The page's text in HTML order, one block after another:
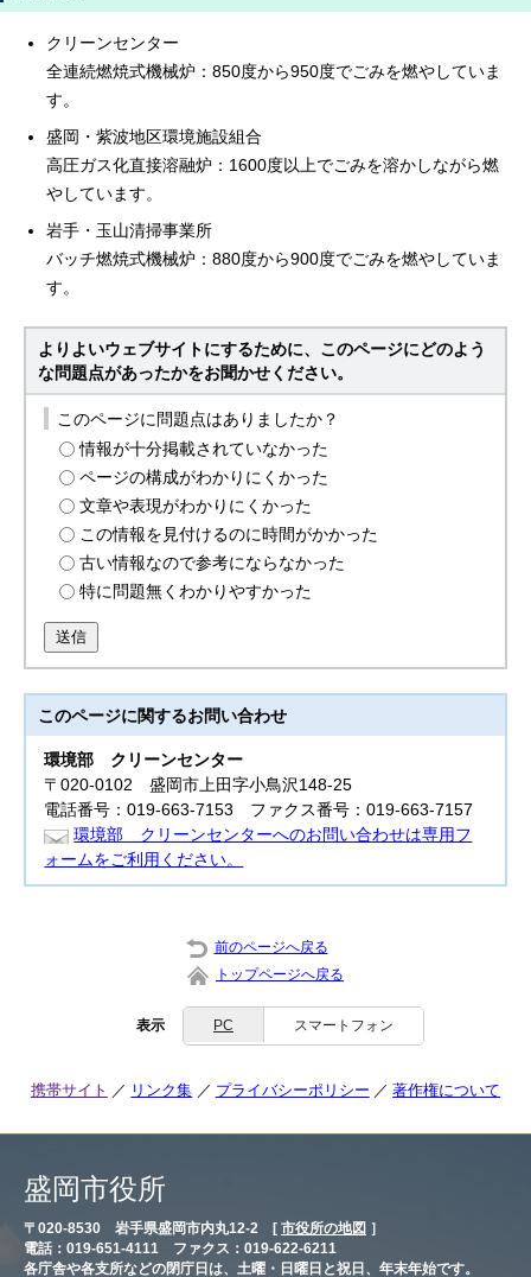
クリーンセンター
全連続燃焼式機械炉：850度から950度でごみを燃やしていま
す。
盛岡・紫波地区環境施設組合
高圧ガス化直接溶融炉：1600度以上でごみを溶かしながら燃
やしています。
岩手・玉山清掃事業所
バッチ燃焼式機械炉：880度から900度でごみを燃やしていま
す。
よりよいウェブサイトにするために、このページにどのよう
な問題点があったかをお聞かせください。
このページに問題点はありましたか？
情報が十分掲載されていなかった
ページの構成がわかりにくかった
文章や表現がわかりにくかった
この情報を見付けるのに時間がかかった
古い情報なので参考にならなかった
特に問題無くわかりやすかった
送信
このページに関するお問い合わせ
環境部 クリーンセンター
〒020-0102 盛岡市上田字小鳥沢148-25
電話番号：019-663-7153 ファクス番号：019-663-7157
環境部 クリーンセンターへのお問い合わせは専用フ
ォームをご利用ください。
前のページへ戻る
トップページへ戻る
表示 PC スマートフォン
携帯サイト リンク集 プライバシーポリシー 著作権について
盛岡市役所
〒020-8530 岩手県盛岡市内丸12-2 [ 市役所の地図 ］
電話：019-651-4111 ファクス：019-622-6211
各庁舎や各支所などの閉庁日は、土曜・日曜日と祝日、年末年始です。